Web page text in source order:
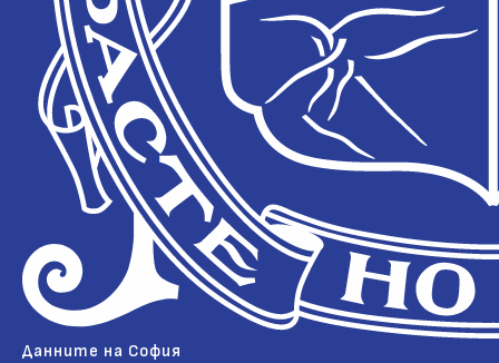
Данните на София